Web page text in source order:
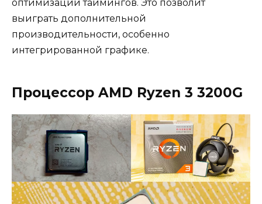
оптимизации таймингов. Это позволит
выиграть дополнительной
производительности, особенно
интегрированной графике.
Процессор AMD Ryzen 3 3200G